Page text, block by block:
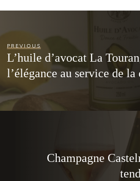
PREVIOUS
L’huile d’avocat La
l’élégance au service de la
Champagne